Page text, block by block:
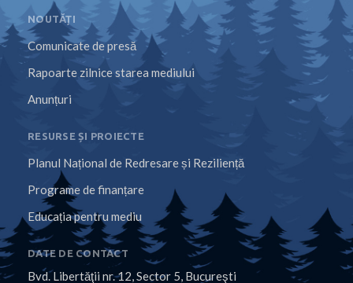
NOUTĂȚI
Comunicate de presă
Rapoarte zilnice starea mediului
Anunțuri
RESURSE ȘI PROIECTE
Planul Național de Redresare și Reziliență
Programe de finanțare
Educația pentru mediu
DATE DE CONTACT
Bvd. Libertăţii nr. 12, Sector 5, Bucureşti